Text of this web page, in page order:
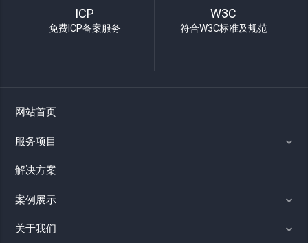
ICP
免费ICP备案服务
W3C
符合W3C标准及规范
网站首页
服务项目
解决方案
案例展示
关于我们